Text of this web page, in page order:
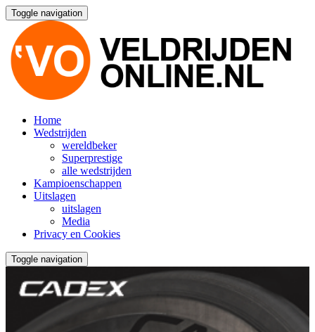
Toggle navigation
Home
Wedstrijden
wereldbeker
Superprestige
alle wedstrijden
Kampioenschappen
Uitslagen
uitslagen
Media
Privacy en Cookies
Toggle navigation